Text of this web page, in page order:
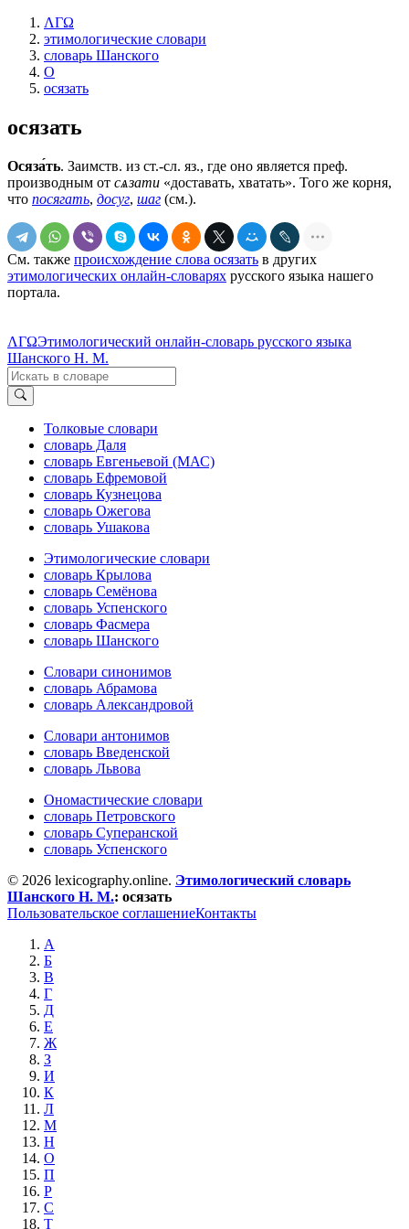
ΛΓΩ
этимологические словари
словарь Шанского
О
осязать
осязать
Осяза́ть. Заимств. из ст.-сл. яз., где оно является преф.
производным от сѧзати «доставать, хватать». Того же корня,
что посягать, досуг, шаг (см.).
См. также происхождение слова осязать в других
этимологических онлайн-словарях русского языка нашего
портала.
ΛΓΩЭтимологический онлайн-словарь русского языка
Шанского Н. М.
Толковые словари
словарь Даля
словарь Евгеньевой (МАС)
словарь Ефремовой
словарь Кузнецова
словарь Ожегова
словарь Ушакова
Этимологические словари
словарь Крылова
словарь Семёнова
словарь Успенского
словарь Фасмера
словарь Шанского
Словари синонимов
словарь Абрамова
словарь Александровой
Словари антонимов
словарь Введенской
словарь Львова
Ономастические словари
словарь Петровского
словарь Суперанской
словарь Успенского
© 2026 lexicography.online. Этимологический словарь
Шанского Н. М.: осязать
Пользовательское соглашениеКонтакты
А
Б
В
Г
Д
Е
Ж
З
И
К
Л
М
Н
О
П
Р
С
Т